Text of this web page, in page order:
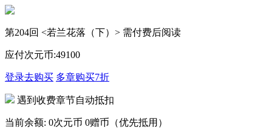
第204回 <若兰花落（下）> 需付费后阅读
应付次元币:49100
登录去购买 多章购买7折
遇到收费章节自动抵扣
当前余额: 0次元币 0赠币（优先抵用）